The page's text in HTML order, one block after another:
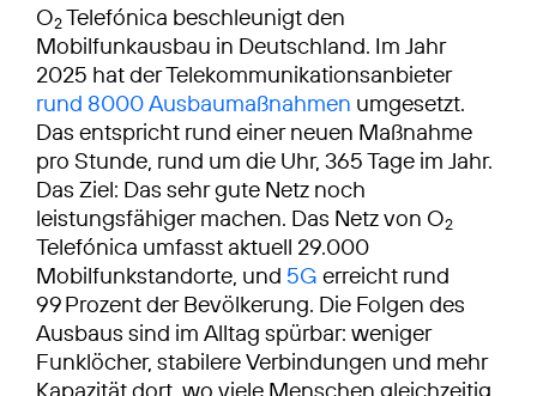
O2Telefónica beschleunigt den
Mobilfunkausbau in Deutschland. Im Jahr
2025 hat der Telekommunikationsanbieter
rund 8000 Ausbaumaßnahmen umgesetzt.
Das entspricht rund einer neuen Maßnahme
pro Stunde, rund um die Uhr, 365 Tage im Jahr.
Das Ziel: Das sehr gute Netz noch
leistungsfähiger machen. Das Netz von O2
Telefónica umfasst aktuell 29.000
Mobilfunkstandorte, und 5G erreicht rund
99 Prozent der Bevölkerung. Die Folgen des
Ausbaus sind im Alltag spürbar: weniger
Funklöcher, stabilere Verbindungen und mehr
Kapazität dort, wo viele Menschen gleichzeitig